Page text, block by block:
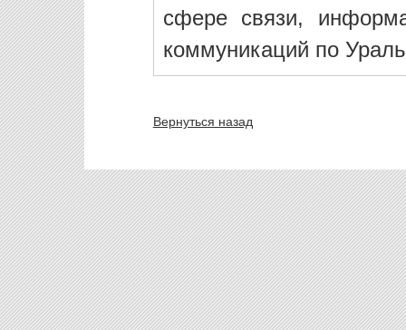
сфере связи,
коммуникаций по
Вернуться назад